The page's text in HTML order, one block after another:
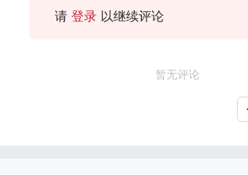
请 登录 以继续评论
暂无评论